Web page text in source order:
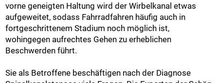
vorne geneigten Haltung wird der Wirbelkanal etwas
aufgeweitet, sodass Fahrradfahren häufig auch in
fortgeschrittenem Stadium noch möglich ist,
wohingegen aufrechtes Gehen zu erheblichen
Beschwerden führt.
Sie als Betroffene beschäftigen nach der Diagnose